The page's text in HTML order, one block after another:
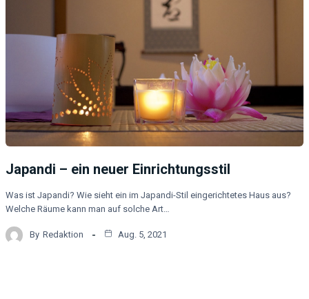
Japandi – ein neuer Einrichtungsstil
Was ist Japandi? Wie sieht ein im Japandi-Stil eingerichtetes Haus aus?
Welche Räume kann man auf solche Art…
By Redaktion Aug. 5, 2021